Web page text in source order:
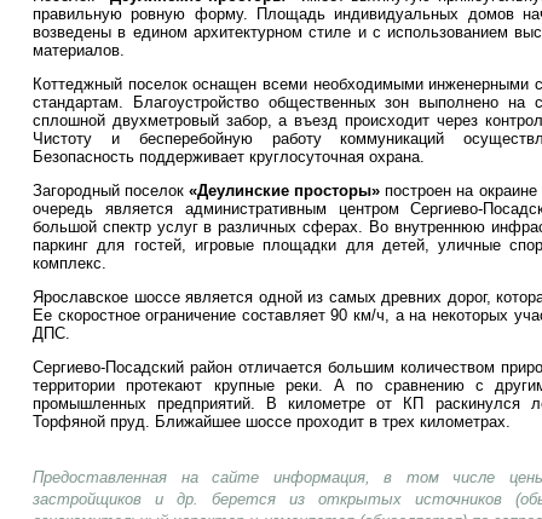
правильную ровную форму. Площадь индивидуальных домов
возведены в едином архитектурном стиле и с использованием
материалов.
Коттеджный поселок оснащен всеми необходимыми инженерными
стандартам. Благоустройство общественных зон выполнено на
сплошной двухметровый забор, а въезд происходит через
Чистоту и бесперебойную работу коммуникаций
Безопасность поддерживает круглосуточная охрана.
Загородный поселок«Деулинские просторы» построен на
очередь является административным центром Сергиево-
большой спектр услуг в различных сферах. Во внутреннюю
паркинг для гостей, игровые площадки для детей, уличные
комплекс.
Ярославское шоссе является одной из самых древних дорог,
Ее скоростное ограничение составляет 90 км/ч, а на некоторых
ДПС.
Сергиево-Посадский район отличается большим количеством
территории протекают крупные реки. А по сравнению с
промышленных предприятий. В километре от КП раскинулся
Торфяной пруд. Ближайшее шоссе проходит в трех километрах.
Предоставленная на сайте информация, в том числе
застройщиков и др. берется из открытых источников